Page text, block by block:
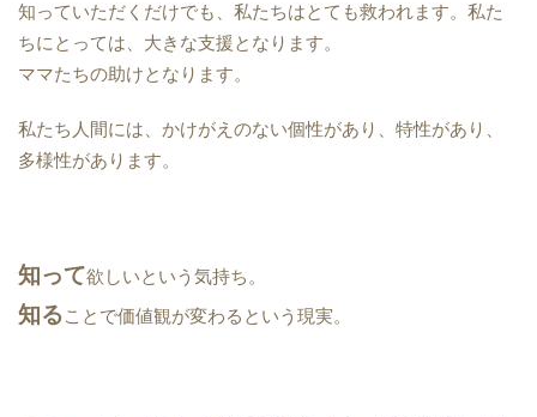
知っていただくだけでも、私たちはとても救われます。私た
ちにとっては、大きな支援となります。
ママたちの助けとなります。
私たち人間には、かけがえのない個性があり、特性があり、
多様性があります。
知って欲しいという気持ち。
知ることで価値観が変わるという現実。